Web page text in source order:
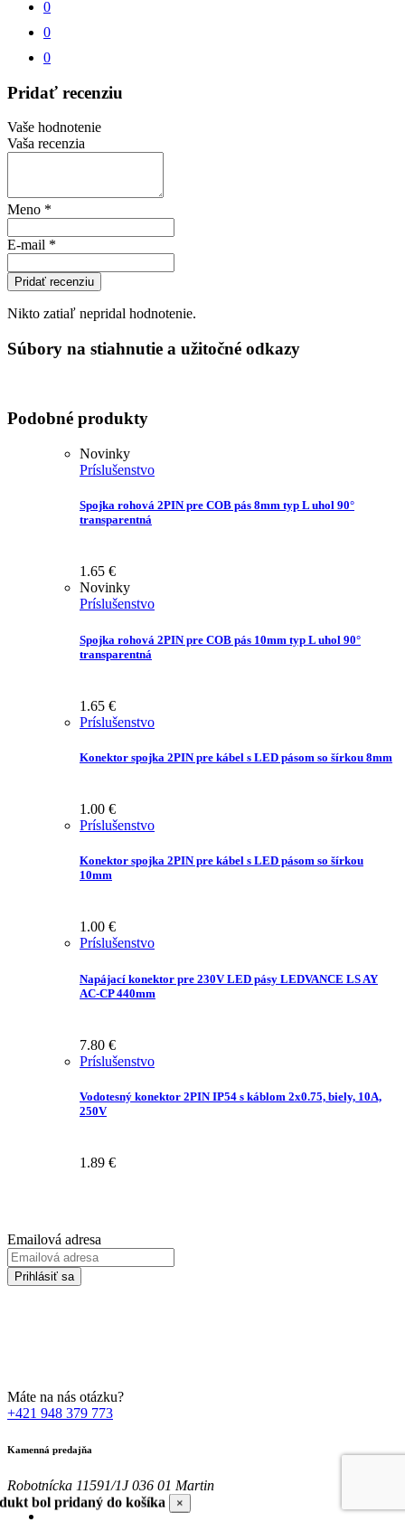
0
0
0
Pridať recenziu
Vaše hodnotenie
Vaša recenzia
Meno *
E-mail *
Pridať recenziu
Nikto zatiaľ nepridal hodnotenie.
Súbory na stiahnutie a užitočné odkazy
Podobné produkty
Novinky
Príslušenstvo
Spojka rohová 2PIN pre COB pás 8mm typ L uhol 90°
transparentná
1.65 €
Novinky
Príslušenstvo
Spojka rohová 2PIN pre COB pás 10mm typ L uhol 90°
transparentná
1.65 €
Príslušenstvo
Konektor spojka 2PIN pre kábel s LED pásom so šírkou 8mm
1.00 €
Príslušenstvo
Konektor spojka 2PIN pre kábel s LED pásom so šírkou
10mm
1.00 €
Príslušenstvo
Napájací konektor pre 230V LED pásy LEDVANCE LS AY
AC-CP 440mm
7.80 €
Príslušenstvo
Vodotesný konektor 2PIN IP54 s káblom 2x0.75, biely, 10A,
250V
1.89 €
Emailová adresa
Prihlásiť sa
Máte na nás otázku?
+421 948 379 773
Kamenná predajňa
Robotnícka 11591/1J 036 01 Martin
bol pridaný do košíka
×